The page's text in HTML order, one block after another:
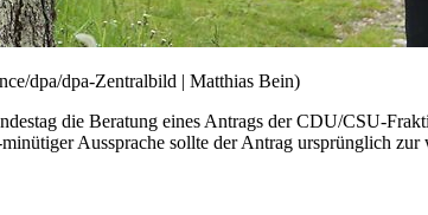
dpa/dpa-Zentralbild | Matthias Bein)
die Beratung eines Antrags der CDU/CSU-
Aussprache sollte der Antrag ursprünglich